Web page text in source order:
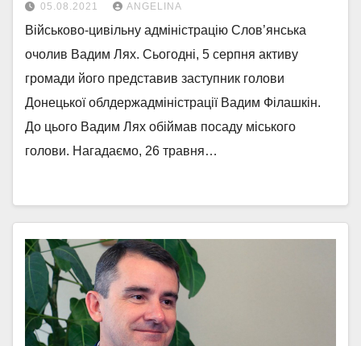
05.08.2021 ANGELINA
Військово-цивільну адміністрацію Слов’янська
очолив Вадим Лях. Сьогодні, 5 серпня активу
громади його представив заступник голови
Донецької облдержадміністрації Вадим Філашкін.
До цього Вадим Лях обіймав посаду міського
голови. Нагадаємо, 26 травня…